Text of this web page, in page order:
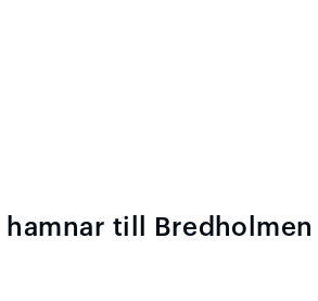
hamnar till Bredholmen